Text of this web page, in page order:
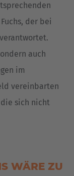
der bei
auch
im
vereinbarten
die sich nicht
WÄRE ZU